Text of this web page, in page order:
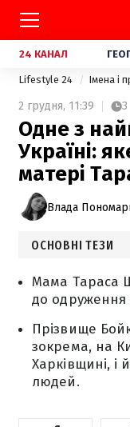
24 КАНАЛ
Lifestyle 24 Імена і
2 грудня, 11:39 3
Одне з
Україні:
матері
Влада
ОСНОВНІ ТЕЗИ
Мама Тараса
до одруження
Прізвище
зокрема, на
Харківщині, і
людей.